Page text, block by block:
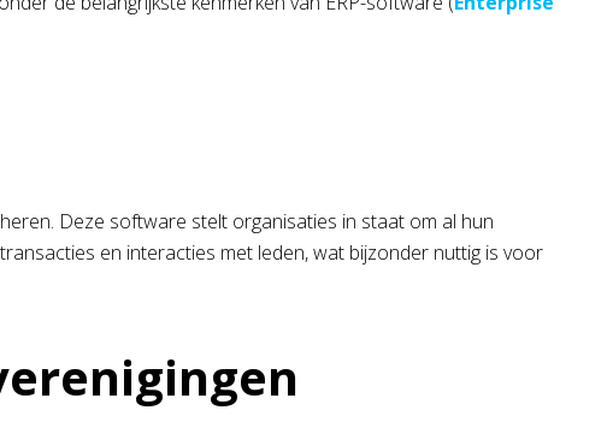
Deze software stelt organisaties in staat om al hun
en interacties met leden, wat bijzonder nuttig is voor